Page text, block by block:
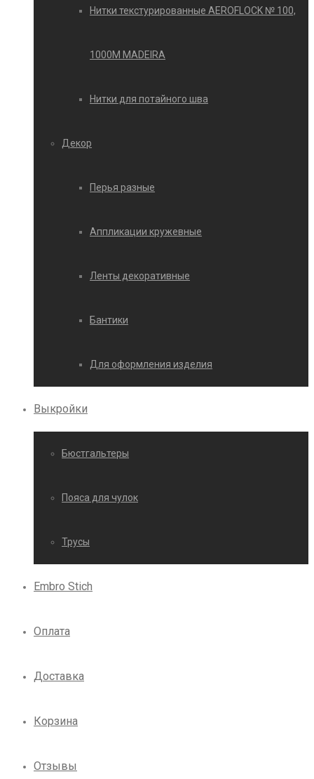
Нитки текстурированные AEROFLOCK № 100,
1000М MADEIRA
Нитки для потайного шва
Декор
Перья разные
Аппликации кружевные
Ленты декоративные
Бантики
Для оформления изделия
Выкройки
Бюстгальтеры
Пояса для чулок
Трусы
Embro Stich
Оплата
Доставка
Корзина
Отзывы